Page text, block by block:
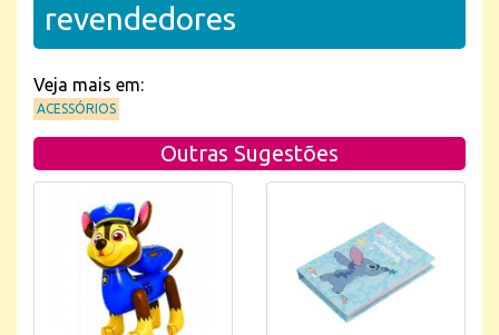
revendedores
Veja mais em:
ACESSÓRIOS
Outras Sugestões